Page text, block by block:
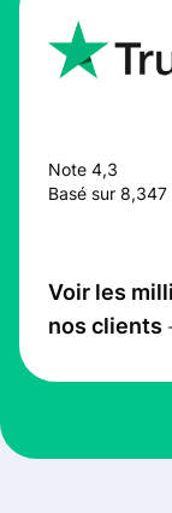
Note 4,3
Basé sur 8,347
Voir les
nos clients